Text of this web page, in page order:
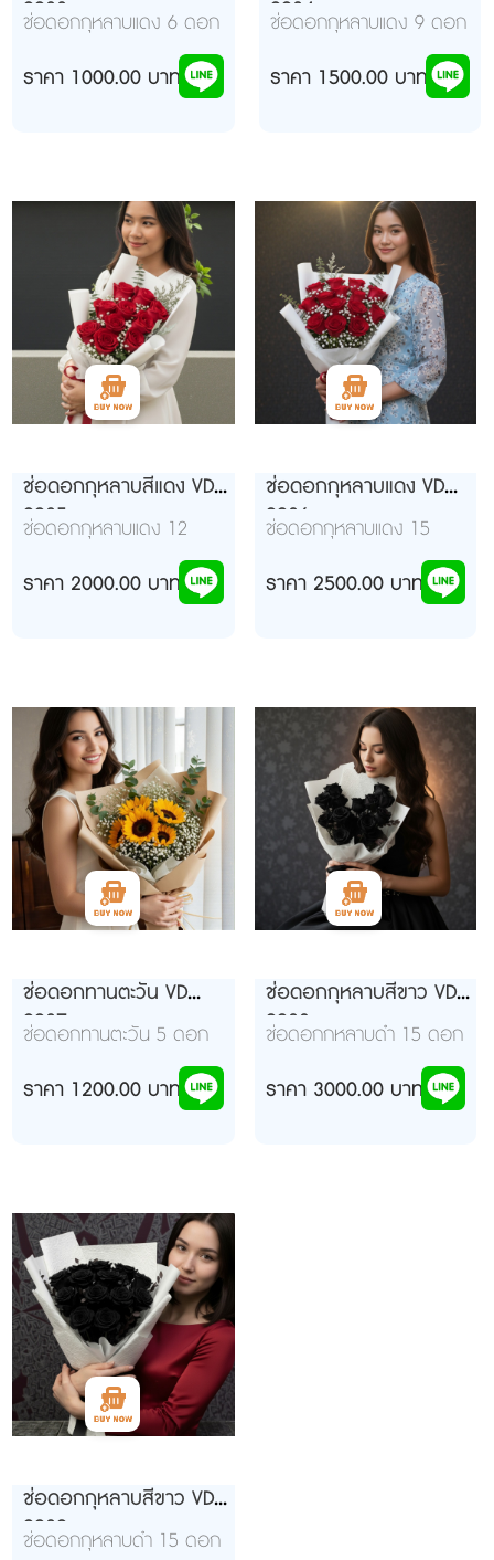
9933
ช่อดอกกุหลาบแดง 6 ดอก
ราคา 1000.00 บาท
9934
ช่อดอกกุหลาบแดง 9 ดอก
ราคา 1500.00 บาท
ช่อดอกกุหลาบสีแดง VD
9935
ช่อดอกกุหลาบแดง 12
ราคา 2000.00 บาท
ช่อดอกกุหลาบแดง VD
9936
ช่อดอกกุหลาบแดง 15
ราคา 2500.00 บาท
ช่อดอกทานตะวัน VD
9937
ช่อดอกทานตะวัน 5 ดอก
ราคา 1200.00 บาท
ช่อดอกกุหลาบสีขาว VD
9938
ช่อดอกกหลาบดำ 15 ดอก
ราคา 3000.00 บาท
ช่อดอกกุหลาบสีขาว VD
9939
ช่อดอกกุหลาบดำ 15 ดอก